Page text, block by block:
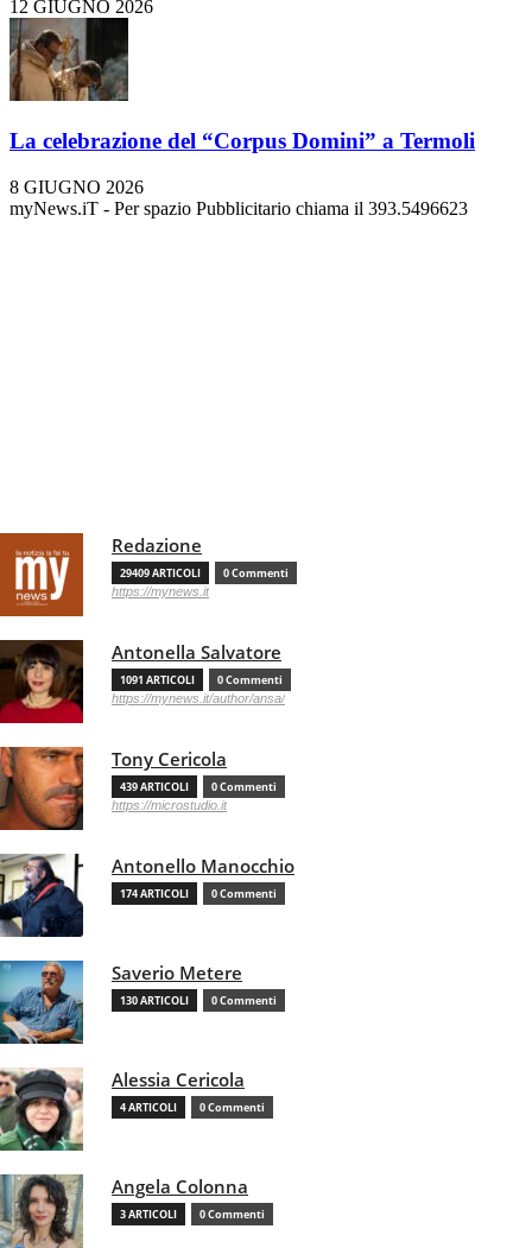
12 GIUGNO 2026
La celebrazione del “Corpus Domini” a Termoli
8 GIUGNO 2026
myNews.iT - Per spazio Pubblicitario chiama il 393.5496623
Redazione
29409 ARTICOLI 0 Commenti
https://mynews.it
Antonella Salvatore
1091 ARTICOLI 0 Commenti
https://mynews.it/author/ansa/
Tony Cericola
439 ARTICOLI 0 Commenti
https://microstudio.it
Antonello Manocchio
174 ARTICOLI 0 Commenti
Saverio Metere
130 ARTICOLI 0 Commenti
Alessia Cericola
4 ARTICOLI 0 Commenti
Angela Colonna
3 ARTICOLI 0 Commenti